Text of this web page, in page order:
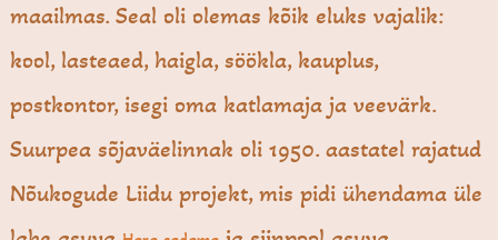
maailmas. Seal oli olemas kõik eluks vajalik:
kool, lasteaed, haigla, söökla, kauplus,
postkontor, isegi oma katlamaja ja veevärk.
Suurpea sõjaväelinnak oli 1950. aastatel rajatud
Nõukogude Liidu projekt, mis pidi ühendama üle